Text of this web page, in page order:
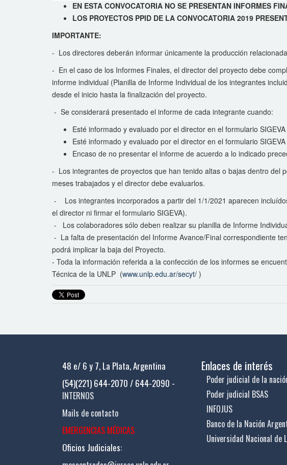
EN ESTA CONVOCATORIA NO SE PRESENTAN INFORMES
LOS PROYECTOS PPID DE LA CONVOCATORIA 2019
IMPORTANTE:
- Los directores deberán informar únicamente la producción
- En el caso de los Informes Finales, el director del proyecto debe
informe individual (Planilla de Informe Individual de los integrantes
desde el inicio hasta la finalización del proyecto.
- Se considerará presentado el informe de cada integrante cuando:
Esté informado y evaluado por el director en el formulario
Esté informado y evaluado por el director en el formulario
Encaso de no presentar el informe de acuerdo a lo indicado
- Los integrantes de proyectos que han tenido altas o bajas dentro del
meses trabajados y el director debe evaluarlos.
- Los integrantes incorporados a partir del 1/1/2021 aparecen
el director ni firmar el formulario SIGEVA).
- Los colaboradores sólo deben realizar su planilla de Informe
- La falta de presentación del Informe Avance/Final correspondiente
podrá implicar la baja del Proyecto.
- Toda la información referida a la confección de los informes se
Técnica de la UNLP (www.unlp.edu.ar/secyt/ )
48 e/ 6 y 7, La Plata, Argentina
(54)(221) 644-2070 / 644-2090 -
INTERNOS
Mails de contacto
EMERGENCIAS MÉDICAS
Oficios Judiciales:
Enlaces de interés
Poder judicial de la
Poder judicial BSAS
INFOJUS
Banco de la Nación
Universidad Nacional de